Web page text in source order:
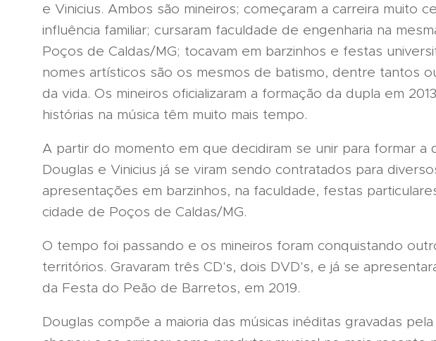
e Vinicius. Ambos são mineiros; começaram a carreira muito
influência familiar; cursaram faculdade de engenharia na
Poços de Caldas/MG; tocavam em barzinhos e festas
nomes artísticos são os mesmos de batismo, dentre tantos
da vida. Os mineiros oficializaram a formação da dupla em
histórias na música têm muito mais tempo.
A partir do momento em que decidiram se unir para formar a
Douglas e Vinicius já se viram sendo contratados para
apresentações em barzinhos, na faculdade, festas
cidade de Poços de Caldas/MG.
O tempo foi passando e os mineiros foram conquistando
territórios. Gravaram três CD's, dois DVD's, e já se
da Festa do Peão de Barretos, em 2019.
Douglas compõe a maioria das músicas inéditas gravadas